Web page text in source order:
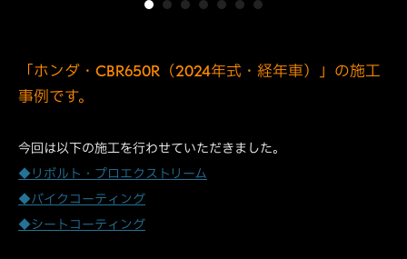
「ホンダ・CBR650R（2024年式・経年車）」の施工
事例です。
今回は以下の施工を行わせていただきました。
◆リボルト・プロエクストリーム
◆バイクコーティング
◆シートコーティング